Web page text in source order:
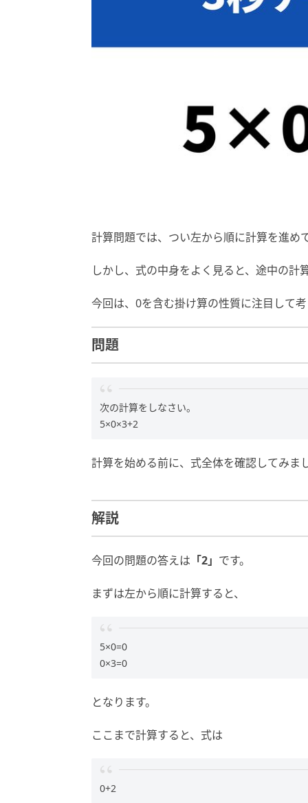
計算問題では、つい左から順に計算を進め
しかし、式の中身をよく見ると、途中の計
今回は、0を含む掛け算の性質に注目して
問題
次の計算をしなさい。
5×0×3+2
計算を始める前に、式全体を確認してみま
解説
今回の問題の答えは 「2」 です。
まずは左から順に計算すると、
5×0=0
0×3=0
となります。
ここまで計算すると、式は
0+2